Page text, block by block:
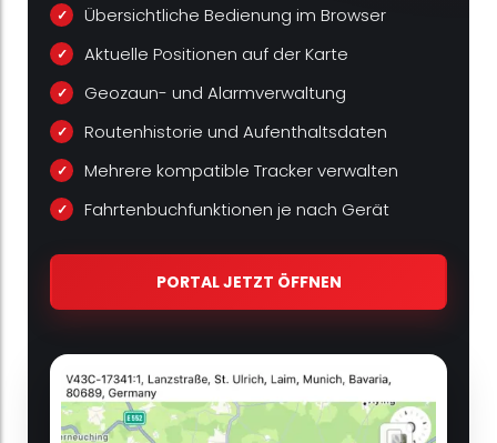
Übersichtliche Bedienung im Browser
Aktuelle Positionen auf der Karte
Geozaun- und Alarmverwaltung
Routenhistorie und Aufenthaltsdaten
Mehrere kompatible Tracker verwalten
Fahrtenbuchfunktionen je nach Gerät
PORTAL JETZT ÖFFNEN